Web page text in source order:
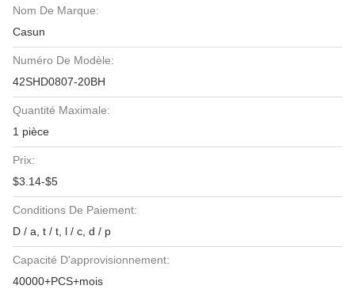
Nom De Marque:
Casun
Numéro De Modèle:
42SHD0807-20BH
Quantité Maximale:
1 pièce
Prix:
$3.14-$5
Conditions De Paiement:
D / a, t / t, l / c, d / p
Capacité D'approvisionnement:
40000+PCS+mois